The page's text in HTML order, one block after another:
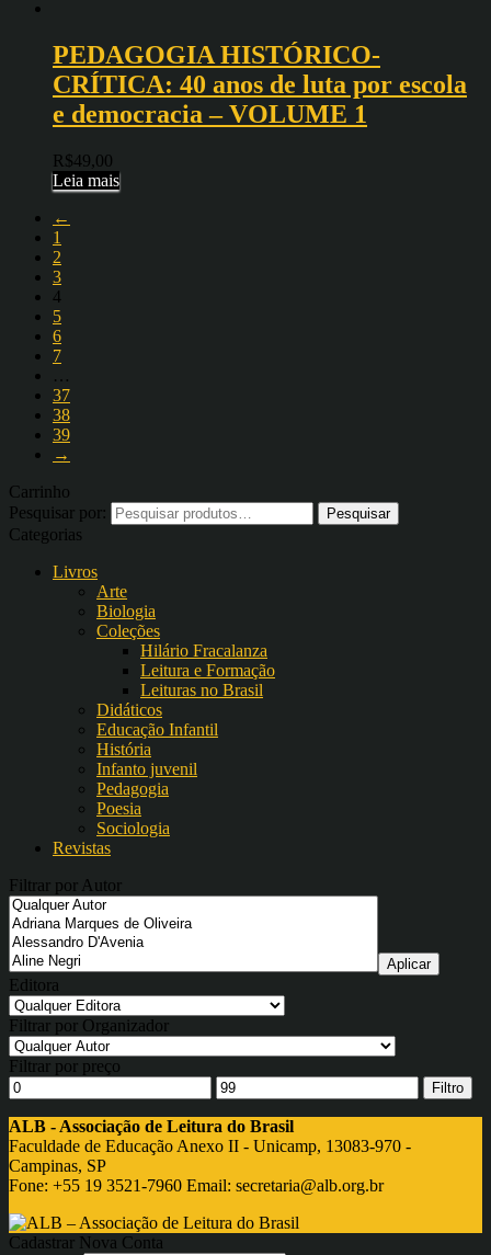
PEDAGOGIA HISTÓRICO-
CRÍTICA: 40 anos de luta por escola
e democracia – VOLUME 1
R$49,00
Leia mais
←
1
2
3
4
5
6
7
…
37
38
39
→
Carrinho
Pesquisar por:
Categorias
Livros
Arte
Biologia
Coleções
Hilário Fracalanza
Leitura e Formação
Leituras no Brasil
Didáticos
Educação Infantil
História
Infanto juvenil
Pedagogia
Poesia
Sociologia
Revistas
Filtrar por Autor
Editora
Filtrar por Organizador
Filtrar por preço
Filtro
ALB - Associação de Leitura do Brasil
Faculdade de Educação Anexo II - Unicamp, 13083-970 -
Campinas, SP
Fone: +55 19 3521-7960 Email: secretaria@alb.org.br
Cadastrar Nova Conta